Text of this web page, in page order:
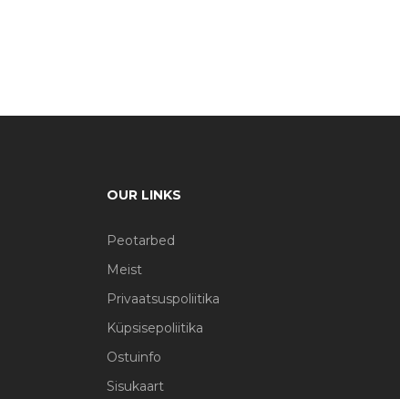
OUR LINKS
Peotarbed
Meist
Privaatsuspoliitika
Küpsisepoliitika
Ostuinfo
Sisukaart